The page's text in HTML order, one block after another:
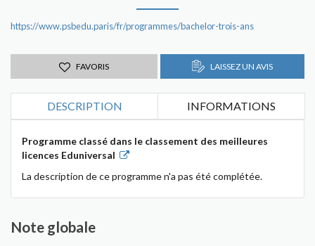
https://www.psbedu.paris/fr/programmes/bachelor-trois-ans
FAVORIS LAISSEZ UN AVIS
DESCRIPTION INFORMATIONS
Programme classé dans le classement des meilleures
licences Eduniversal
La description de ce programme n'a pas été complétée.
Note globale